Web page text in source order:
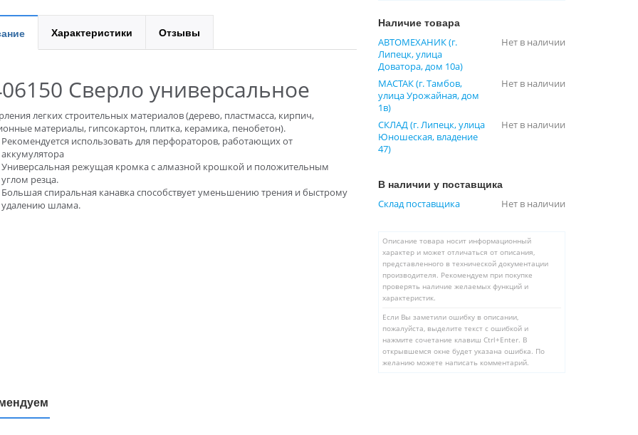
Характеристики Отзывы
Сверло универсальное
легких строительных материалов (дерево, пластмасса, кирпич,
материалы, гипсокартон, плитка, керамика, пенобетон).
Рекомендуется использовать для перфораторов, работающих от
аккумулятора
Универсальная режущая кромка с алмазной крошкой и положительным
углом резца.
Большая спиральная канавка способствует уменьшению трения и быстрому
удалению шлама.
Наличие товара
АВТОМЕХАНИК (г.
Липецк, улица
Доватора, дом 10а)
Нет в наличии
МАСТАК (г. Тамбов,
улица Урожайная, дом
1в)
Нет в наличии
СКЛАД (г. Липецк, улица
Юношеская, владение
47)
Нет в наличии
В наличии у поставщика
Склад поставщика Нет в наличии
Описание товара носит информационный
характер и может отличаться от описания,
представленного в технической документации
производителя. Рекомендуем при покупке
проверять наличие желаемых функций и
характеристик.
Если Вы заметили ошибку в описании,
пожалуйста, выделите текст с ошибкой и
нажмите сочетание клавиш Ctrl+Enter. В
открывшемся окне будет указана ошибка. По
желанию можете написать комментарий.